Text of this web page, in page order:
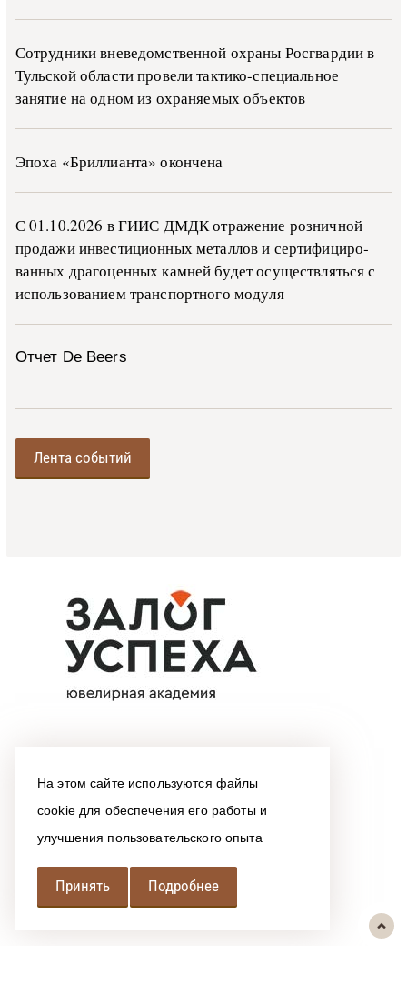
На этом сайте используются файлы
cookie для обеспечения его работы и
улучшения пользовательского опыта
Принять Подробнее
Сотрудники вневедомственной охраны Росгвардии в
Тульской области провели тактико-специальное
занятие на одном из охраняемых объектов
Эпоха «Бриллианта» окончена
С 01.10.2026 в ГИИС ДМДК от­ра­же­ние роз­ни­ч­ной
про­да­жи ин­ве­сти­ци­он­ных ме­тал­лов и сер­ти­фи­ци­ро­
ван­ных дра­го­цен­ных ка­м­ней бу­дет осу­ще­ств­лять­ся с
ис­поль­зо­ва­ни­ем тран­с­пор­т­но­го мо­ду­ля
Отчет De Beers
Лента событий